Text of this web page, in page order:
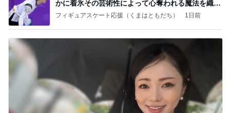
かに着氷その芸術性によって心奪われる魔法を織り
なす
フィギュアスケート応援（くまはともだち） 1日前